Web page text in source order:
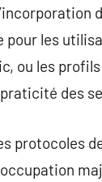
les
ou les
des
protocoles